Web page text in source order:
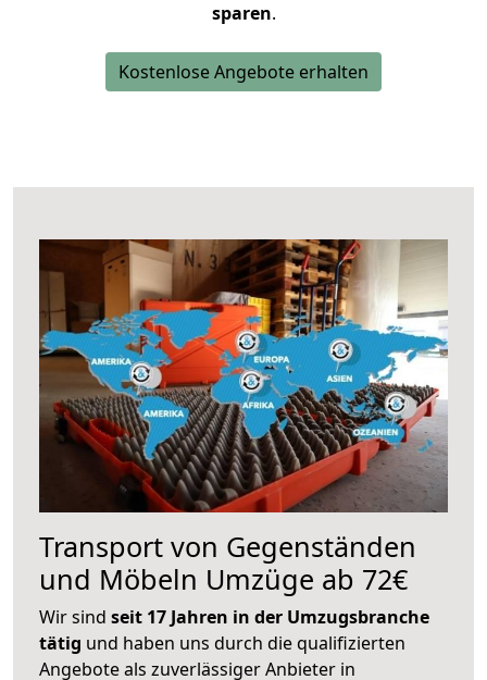
sparen.
Kostenlose Angebote erhalten
Transport von Gegenständen
und Möbeln Umzüge ab 72€
Wir sind seit 17 Jahren in der Umzugsbranche
tätig und haben uns durch die qualifizierten
Angebote als zuverlässiger Anbieter in